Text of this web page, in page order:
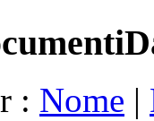
: Nome |